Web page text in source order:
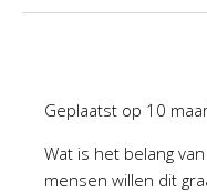
Geplaatst op 10
Wat is het belang
mensen willen dit